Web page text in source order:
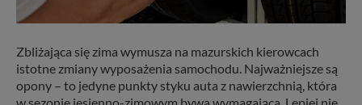
Zbliżająca się zima wymusza na mazurskich kierowcach
istotne zmiany wyposażenia samochodu. Najważniejsze są
opony – to jedyne punkty styku auta z nawierzchnią, która